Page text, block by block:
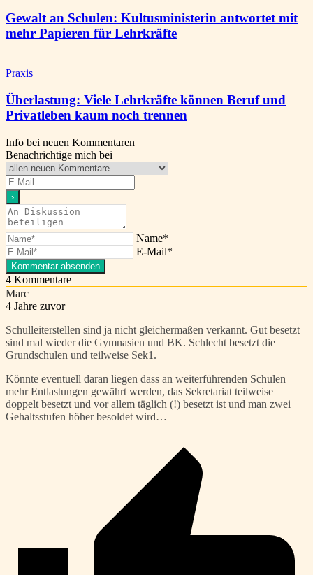
Gewalt an Schulen: Kultusministerin antwortet mit
mehr Papieren für Lehrkräfte
Praxis
Überlastung: Viele Lehrkräfte können Beruf und
Privatleben kaum noch trennen
Info bei neuen Kommentaren
Benachrichtige mich bei
Name*
E-Mail*
4 Kommentare
Marc
4 Jahre zuvor
Schulleiterstellen sind ja nicht gleichermaßen verkannt. Gut besetzt
sind mal wieder die Gymnasien und BK. Schlecht besetzt die
Grundschulen und teilweise Sek1.
Könnte eventuell daran liegen dass an weiterführenden Schulen
mehr Entlastungen gewährt werden, das Sekretariat teilweise
doppelt besetzt und vor allem täglich (!) besetzt ist und man zwei
Gehaltsstufen höher besoldet wird…